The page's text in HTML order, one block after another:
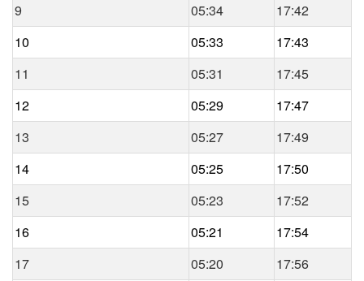
9
05:34
17:42
10
05:33
17:43
11
05:31
17:45
12
05:29
17:47
13
05:27
17:49
14
05:25
17:50
15
05:23
17:52
16
05:21
17:54
17
05:20
17:56